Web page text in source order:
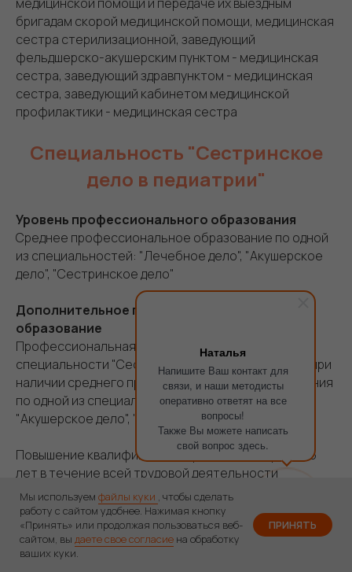
Наталья
Напишите Ваш контакт для
связи, и наши методисты
оперативно ответят на все
вопросы!
Также Вы можете написать
свой вопрос здесь.
бригадам скорой медицинской помощи, медицинская
сестра стерилизационной, заведующий
фельдшерско-акушерским пунктом - медицинская
сестра, заведующий здравпунктом - медицинская
сестра, заведующий кабинетом медицинской
профилактики - медицинская сестра
Специальность "Сестринское
дело в педиатрии"
Уровень профессионального образования
Среднее профессиональное образование по одной
из специальностей: "Лечебное дело", "Акушерское
дело", "Сестринское дело"
Дополнительное профессиональное
образование
Профессиональная переподготовка по
специальности "Сестринское дело в педиатрии" при
наличии среднего профессионального образования
по одной из специальностей: "Лечебное дело",
"Акушерское дело", "Сестринское дело"
Повышение квалификации не реже одного раза в 5
лет в течение всей трудовой деятельности
Должности
Медицинская сестра, старшая медицинская сестра,
медицинская сестра палатная (постовая),
медицинская сестра процедурной, медицинская
Мы используем файлы куки , чтобы сделать
работу с сайтом удобнее. Нажимая кнопку
«Принять» или продолжая пользоваться веб-
сайтом, вы даете свое согласие на обработку
ваших куки.
ПРИНЯТЬ